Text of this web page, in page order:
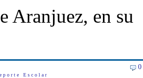
Aranjuez, en su
0
Escolar